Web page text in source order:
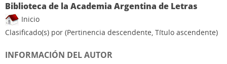
Biblioteca de la Academia Argentina de Letras
Inicio
Clasificado(s) por (Pertinencia descendente, Título ascendente)
INFORMACIÓN DEL AUTOR